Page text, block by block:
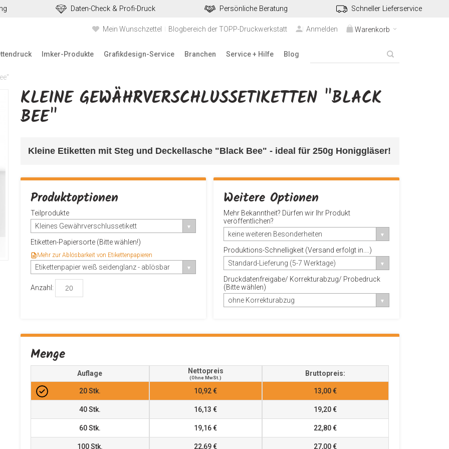
Daten-Check & Profi-Druck Persönliche Beratung Schneller Lieferservice
Warenkorb
Mein Wunschzettel Blogbereich der TOPP-Druckwerkstatt Anmelden
Imker-Produkte Grafikdesign-Service Branchen Service + Hilfe Blog
KLEINE GEWÄHRVERSCHLUSSETIKETTEN "BLACK
BEE"
Kleine Etiketten mit Steg und Deckellasche "Black Bee" - ideal für 250g Honiggläser!
Produktoptionen
Teilprodukte
Kleines Gewährverschlussetikett
Etiketten-Papiersorte (Bitte wählen!)
Mehr zur Ablösbarkeit von Etikettenpapieren
Etikettenpapier weiß seidenglanz - ablösbar
Anzahl:
Weitere Optionen
Mehr Bekanntheit? Dürfen wir Ihr Produkt
veröffentlichen?
keine weiteren Besonderheiten
Produktions-Schnelligkeit (Versand erfolgt in....)
Standard-Lieferung (5-7 Werktage)
Druckdatenfreigabe/ Korrekturabzug/ Probedruck
(Bitte wählen)
ohne Korrekturabzug
Menge
Auflage Nettopreis
(ohne MwSt.)
Bruttopreis:
20Stk. 10,92 € 13,00 €
40Stk. 16,13 € 19,20 €
60Stk. 19,16 € 22,80 €
100Stk. 22,69 € 27,00 €